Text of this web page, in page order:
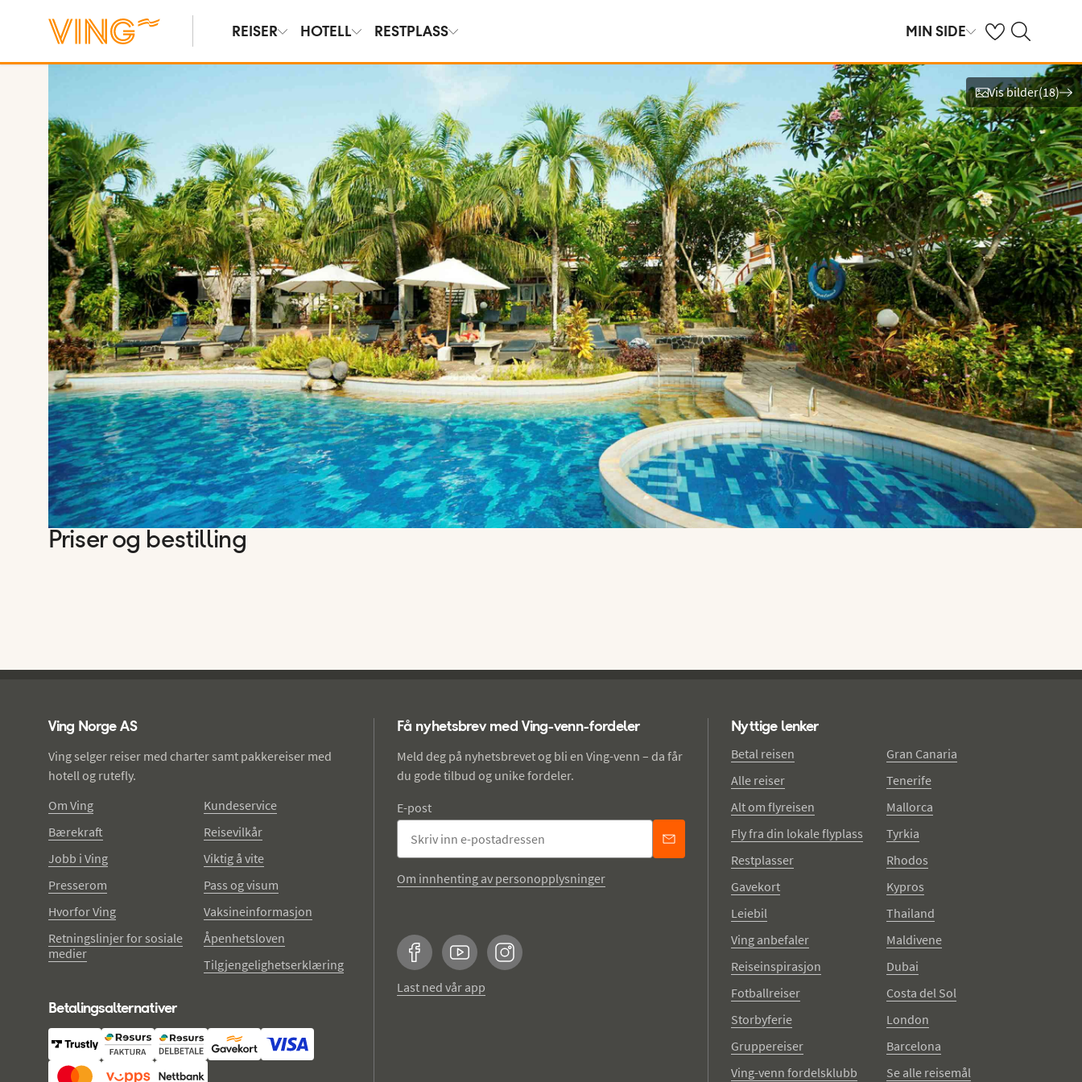
REISER HOTELL RESTPLASS MIN SIDE Se dine sparte
Søk på ving.no
Vis bilder
Vis bilder(18)
Priser og bestilling
Ving Norge AS
Ving selger reiser med charter samt pakkereiser med
hotell og rutefly.
Om Ving
Bærekraft
Jobb i Ving
Presserom
Hvorfor Ving
Retningslinjer for sosiale
medier
Kundeservice
Reisevilkår
Viktig å vite
Pass og visum
Vaksineinformasjon
Åpenhetsloven
Tilgjengelighetserklæring
Betalingsalternativer
Få nyhetsbrev med Ving-venn-fordeler
Meld deg på nyhetsbrevet og bli en Ving-venn – da får
du gode tilbud og unike fordeler.
E-post
Om innhenting av personopplysninger
FacebookYouTubeInstagram
Last ned vår app
Nyttige lenker
Betal reisen
Alle reiser
Alt om flyreisen
Fly fra din lokale flyplass
Restplasser
Gavekort
Leiebil
Ving anbefaler
Reiseinspirasjon
Fotballreiser
Storbyferie
Gruppereiser
Ving-venn fordelsklubb
Gran Canaria
Tenerife
Mallorca
Tyrkia
Rhodos
Kypros
Thailand
Maldivene
Dubai
Costa del Sol
London
Barcelona
Se alle reisemål